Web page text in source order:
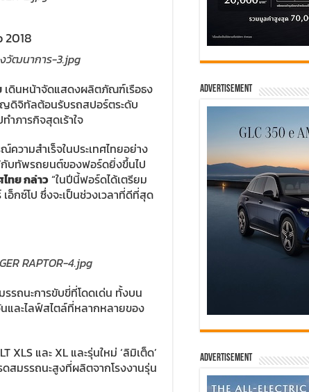
2018
เดินหน้าจัดแสดงผลิตภัณฑ์เรือธง
ดิจิทัลต้อนรับรถสปอร์ตระดับ
ภารกิจสุดเร้าใจ
ความสำเร็จในประเทศไทยอย่าง
กับทัพรถยนต์ของฟอร์ดยิ่งขึ้นไป
ทย กล่าว“ในปีนี้ฟอร์ดได้เตรียม
อ็กซ์โป ซึ่งจะเป็นช่วงเวลาที่ดีที่สุด
รถนะการขับขี่ที่โดดเด่น ทั้งบน
นและไลฟ์สไตล์ที่หลากหลายของ
และ XL และรุ่นใหม่ ‘ลิมิเต็ด’
ดสมรรถนะสูงที่ผลิตจากโรงงานรุ่น
Advertisement
Advertisement